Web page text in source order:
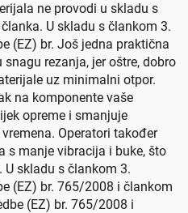
ne provodi u skladu s
U skladu s člankom 3.
(EZ) br. Još jedna praktična
rezanja, jer oštre, dobro
uz minimalni otpor.
na komponente vaše
opreme i smanjuje
Operatori također
s manje vibracija i buke, što
U skladu s člankom 3.
(EZ) br. 765/2008 i člankom
(EZ) br. 765/2008 i